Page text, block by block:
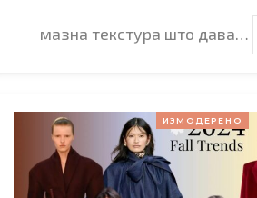
мазна текстура што дава…
ИЗМОДЕРЕНО